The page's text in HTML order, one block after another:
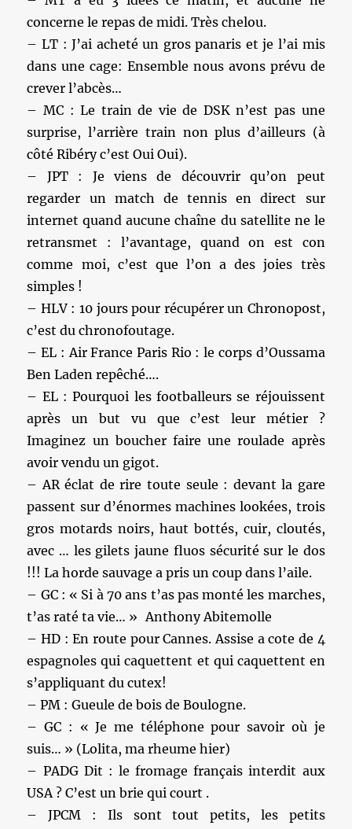
concerne le repas de midi. Très chelou.
– LT : J’ai acheté un gros panaris et je l’ai mis
dans une cage: Ensemble nous avons prévu de
crever l’abcès…
– MC : Le train de vie de DSK n’est pas une
surprise, l’arrière train non plus d’ailleurs (à
côté Ribéry c’est Oui Oui).
– JPT : Je viens de découvrir qu’on peut
regarder un match de tennis en direct sur
internet quand aucune chaîne du satellite ne le
retransmet : l’avantage, quand on est con
comme moi, c’est que l’on a des joies très
simples !
– HLV : 10 jours pour récupérer un Chronopost,
c’est du chronofoutage.
– EL : Air France Paris Rio : le corps d’Oussama
Ben Laden repêché….
– EL : Pourquoi les footballeurs se réjouissent
après un but vu que c’est leur métier ?
Imaginez un boucher faire une roulade après
avoir vendu un gigot.
– AR éclat de rire toute seule : devant la gare
passent sur d’énormes machines lookées, trois
gros motards noirs, haut bottés, cuir, cloutés,
avec … les gilets jaune fluos sécurité sur le dos
!!! La horde sauvage a pris un coup dans l’aile.
– GC : « Si à 70 ans t’as pas monté les marches,
t’as raté ta vie… » Anthony Abitemolle
– HD : En route pour Cannes. Assise a cote de 4
espagnoles qui caquettent et qui caquettent en
s’appliquant du cutex!
– PM : Gueule de bois de Boulogne.
– GC : « Je me téléphone pour savoir où je
suis… » (Lolita, ma rheume hier)
– PADG Dit : le fromage français interdit aux
USA ? C’est un brie qui court .
– JPCM : Ils sont tout petits, les petits